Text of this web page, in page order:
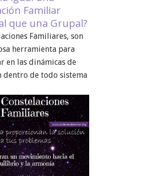
Familiar
que una Grupal?
Familiares, son
herramienta para
en las dinámicas de
dentro de todo sistema